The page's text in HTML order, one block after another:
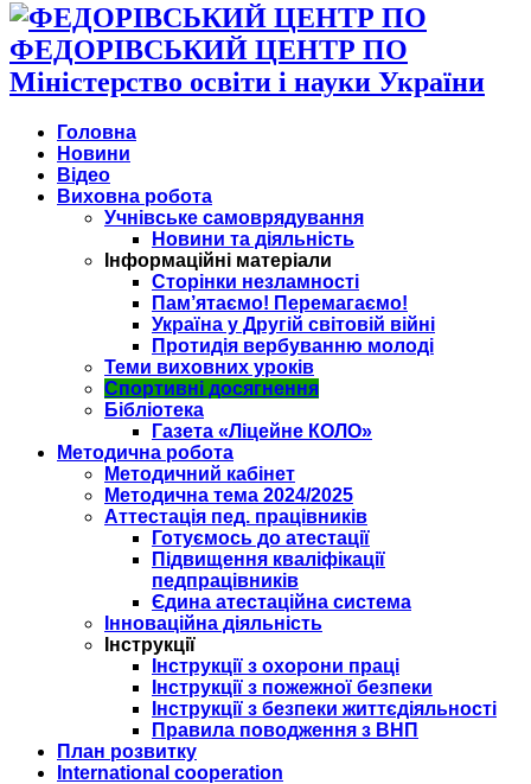
ФЕДОРІВСЬКИЙ ЦЕНТР ПО
Міністерство освіти і науки України
Головна
Новини
Відео
Виховна робота
Учнівське самоврядування
Новини та діяльність
Інформаційні матеріали
Сторінки незламності
Пам’ятаємо! Перемагаємо!
Україна у Другій світовій війні
Протидія вербуванню молоді
Теми виховних уроків
Спортивні досягнення
Бібліотека
Газета «Ліцейне КОЛО»
Методична робота
Методичний кабінет
Методична тема 2024/2025
Аттестація пед. працівників
Готуємось до атестації
Підвищення кваліфікації
педпрацівників
Єдина атестаційна система
Інноваційна діяльність
Інструкції
Інструкції з охорони праці
Інструкції з пожежної безпеки
Інструкції з безпеки життєдіяльності
Правила поводження з ВНП
План розвитку
International cooperation